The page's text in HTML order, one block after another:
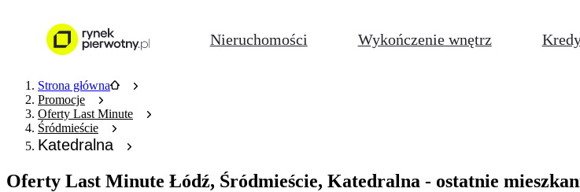
Nieruchomości Wykończenie wnętrz
Strona główna
Promocje
Oferty Last Minute
Śródmieście
Katedralna
Oferty Last Minute Łódź, Śródmieście, Katedralna - ostatnie